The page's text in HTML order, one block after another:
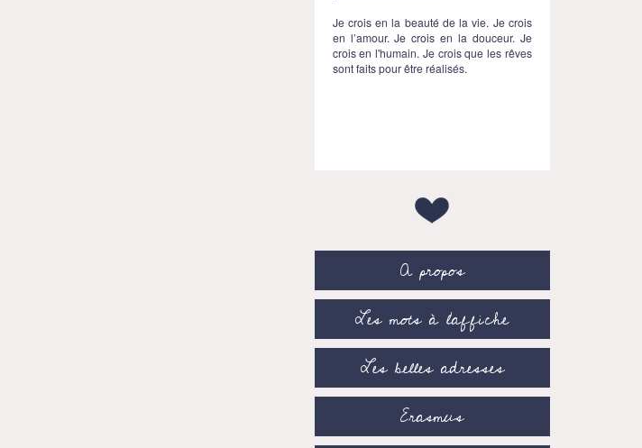
Je crois en la beauté de la vie. Je crois
en l’amour. Je crois en la douceur. Je
crois en l'humain. Je crois que les rêves
sont faits pour être réalisés.
A propos
Les mots à l’affiche
Les belles adresses
Erasmus